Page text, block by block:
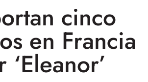
cinco
en Francia
‘Eleanor’